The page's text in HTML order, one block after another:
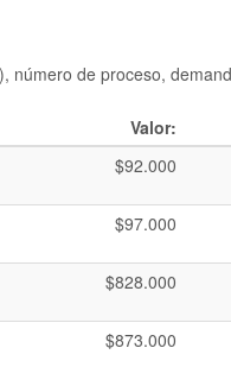
número de proceso,
Valor:
$92.000
$97.000
$828.000
$873.000